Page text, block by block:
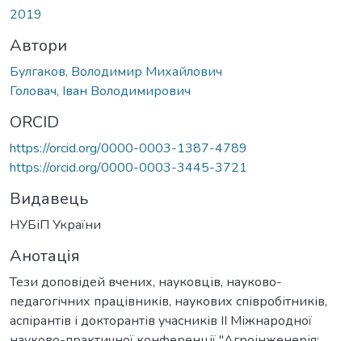
2019
Автори
Булгаков, Володимир Михайлович
Головач, Іван Володимирович
ORCID
https://orcid.org/0000-0003-1387-4789
https://orcid.org/0000-0003-3445-3721
Видавець
НУБіП України
Анотація
Тези доповідей вчених, науковців, науково-
педагогічних працівників, наукових співробітників,
аспірантів і докторантів учасників ІІ Міжнародної